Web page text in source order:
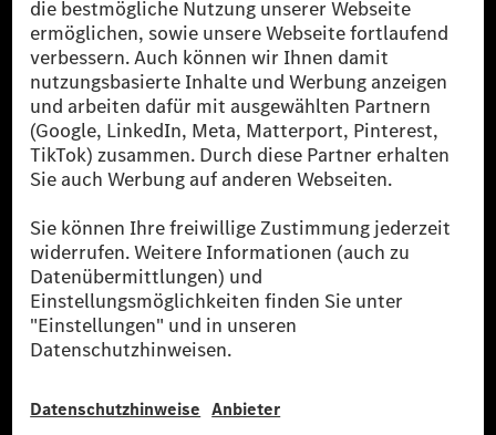
[1] Bilanziell CO₂-neutral bedeutet, dass nicht vermiedene oder nicht
reduzierte CO₂-Emissionen bei der Mercedes-Benz Group durch
zertifizierte Ausgleichsprojekte kompensiert werden.
[2] Renewable Charging ist ein integraler Bestandteil von MB.CHARGE
Public in Europa, den USA, Kanada und China. Sofern an der jeweiligen
Ladestation noch kein Strom aus erneuerbaren Energien vorliegt,
verwendet Renewable Charging Grünstromzertifikate*. Diese stellen
sicher, dass für Ladevorgänge über MB.CHARGE Public eine äquivalente
Strommenge aus erneuerbaren Energien ins Stromnetz eingespeist wird.
* Inkl. EKOenergy Ökolabel
* Die angegebenen Werte wurden nach dem vorgeschriebenen
Messverfahren WLTP (Worldwide harmonised Light vehicles Test
Procedure) ermittelt. Die angegebenen Spannweiten beziehen sich auf
den europäischen Markt. Der Energieverbrauch und der CO₂-Ausstoß
eines Pkw sind nicht nur von der effizienten Ausnutzung des Kraftstoffs
bzw. des Energieträgers durch den Pkw, sondern auch vom Fahrstil und
** Der Stromverbrauch wurde auf der Grundlage der VO 692/2008/EG